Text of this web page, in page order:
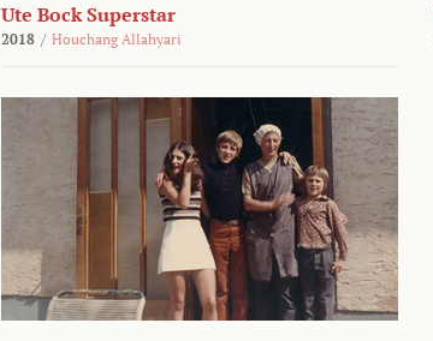
Ute Bock Superstar
2018 / Houchang Allahyari